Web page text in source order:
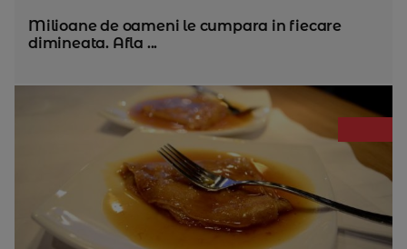
Milioane de oameni le cumpara in fiecare
dimineata. Afla ...